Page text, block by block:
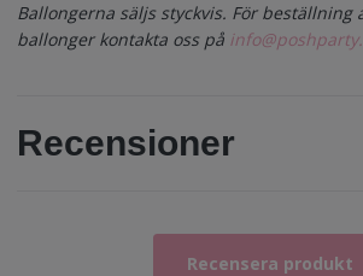
Ballongerna säljs styckvis. För beställning
ballonger kontakta oss på
Recensioner
Recensera produkt